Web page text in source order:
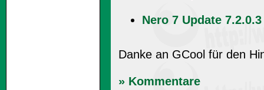
Nero 7 Update
Danke an GCool für den
» Kommentare